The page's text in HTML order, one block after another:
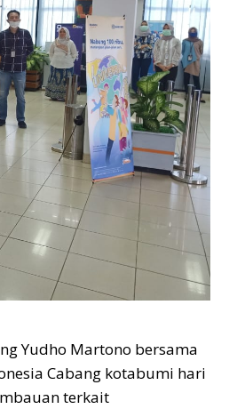
Yudho Martono bersama
Cabang kotabumi hari
terkait